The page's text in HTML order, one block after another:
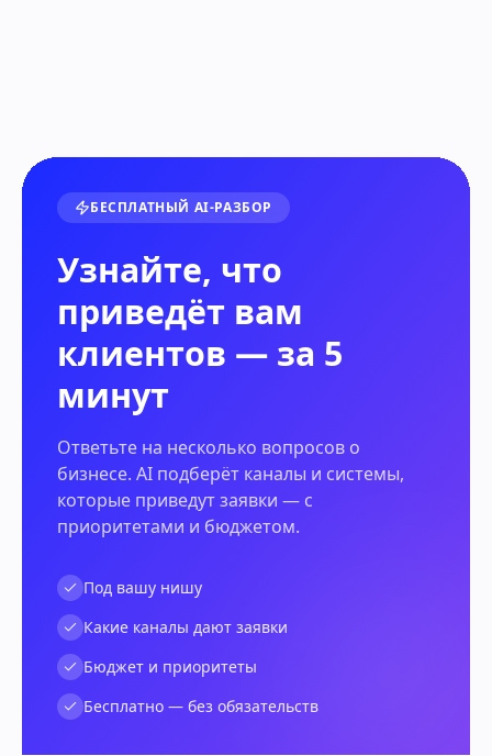
БЕСПЛАТНЫЙ AI-РАЗБОР
Узнайте, что
приведёт вам
клиентов — за 5
минут
Ответьте на несколько вопросов о
бизнесе. AI подберёт каналы и системы,
которые приведут заявки — с
приоритетами и бюджетом.
Под вашу нишу
Какие каналы дают заявки
Бюджет и приоритеты
Бесплатно — без обязательств